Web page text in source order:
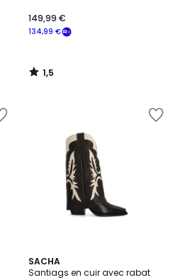
134,99 €
149,99 €
1,5
/
SACHA
Santiags en cuir avec rabat